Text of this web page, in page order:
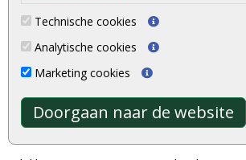
Technische cookies
Analytische cookies
Marketing cookies
Doorgaan naar de website
Tuinhekken
Douglas hout